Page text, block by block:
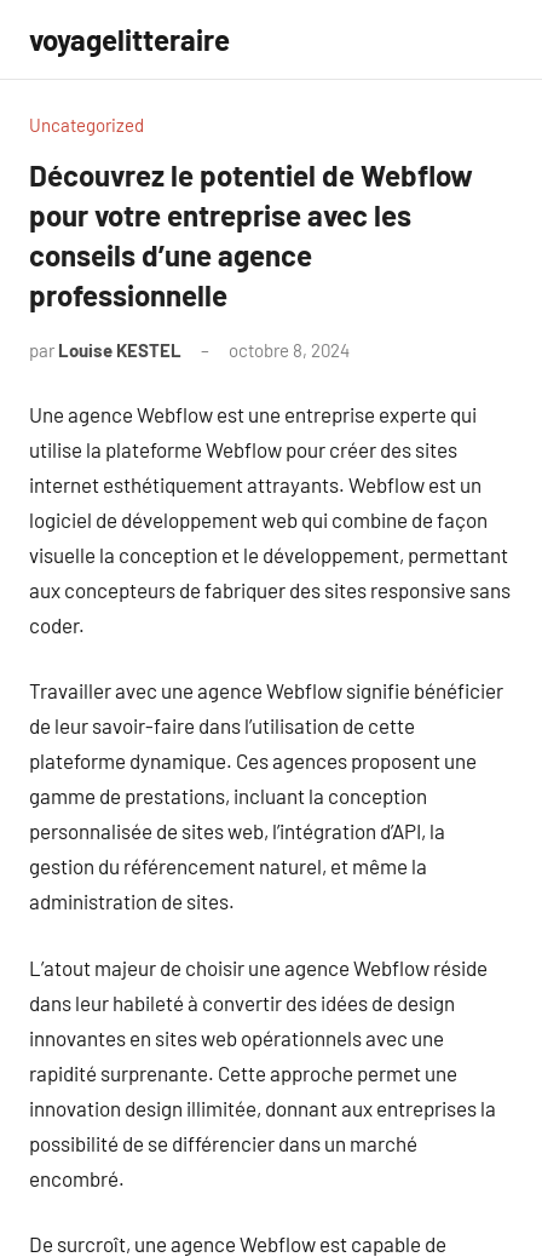
contenu
voyagelitteraire
Uncategorized
Découvrez le potentiel de Webflow
pour votre entreprise avec les
conseils d’une agence
professionnelle
par Louise KESTEL octobre 8, 2024
Une agence Webflow est une entreprise experte qui
utilise la plateforme Webflow pour créer des sites
internet esthétiquement attrayants. Webflow est un
logiciel de développement web qui combine de façon
visuelle la conception et le développement, permettant
aux concepteurs de fabriquer des sites responsive sans
coder.
Travailler avec une agence Webflow signifie bénéficier
de leur savoir-faire dans l’utilisation de cette
plateforme dynamique. Ces agences proposent une
gamme de prestations, incluant la conception
personnalisée de sites web, l’intégration d’API, la
gestion du référencement naturel, et même la
administration de sites.
L’atout majeur de choisir une agence Webflow réside
dans leur habileté à convertir des idées de design
innovantes en sites web opérationnels avec une
rapidité surprenante. Cette approche permet une
innovation design illimitée, donnant aux entreprises la
possibilité de se différencier dans un marché
encombré.
De surcroît, une agence Webflow est capable de